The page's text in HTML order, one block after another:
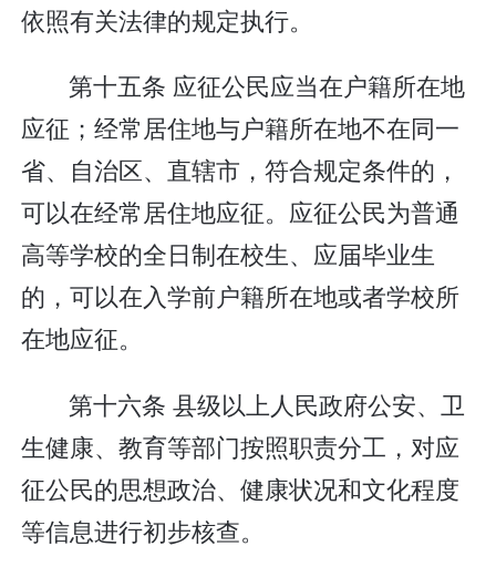
依照有关法律的规定执行。
第十五条 应征公民应当在户籍所在地
应征；经常居住地与户籍所在地不在同一
省、自治区、直辖市，符合规定条件的，
可以在经常居住地应征。应征公民为普通
高等学校的全日制在校生、应届毕业生
的，可以在入学前户籍所在地或者学校所
在地应征。
第十六条 县级以上人民政府公安、卫
生健康、教育等部门按照职责分工，对应
征公民的思想政治、健康状况和文化程度
等信息进行初步核查。